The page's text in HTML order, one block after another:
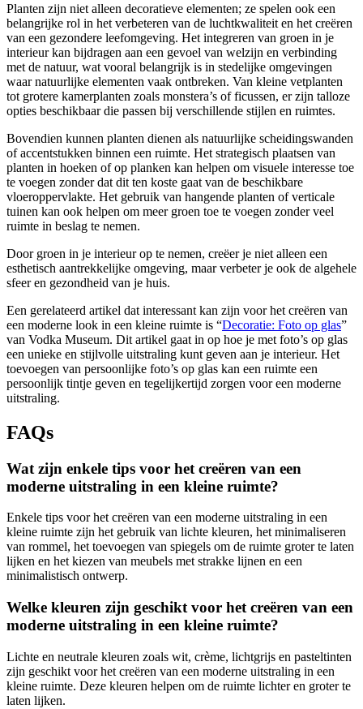
Planten zijn niet alleen decoratieve elementen; ze spelen ook een
belangrijke rol in het verbeteren van de luchtkwaliteit en het creëren
van een gezondere leefomgeving. Het integreren van groen in je
interieur kan bijdragen aan een gevoel van welzijn en verbinding
met de natuur, wat vooral belangrijk is in stedelijke omgevingen
waar natuurlijke elementen vaak ontbreken. Van kleine vetplanten
tot grotere kamerplanten zoals monstera’s of ficussen, er zijn talloze
opties beschikbaar die passen bij verschillende stijlen en ruimtes.
Bovendien kunnen planten dienen als natuurlijke scheidingswanden
of accentstukken binnen een ruimte. Het strategisch plaatsen van
planten in hoeken of op planken kan helpen om visuele interesse toe
te voegen zonder dat dit ten koste gaat van de beschikbare
vloeroppervlakte. Het gebruik van hangende planten of verticale
tuinen kan ook helpen om meer groen toe te voegen zonder veel
ruimte in beslag te nemen.
Door groen in je interieur op te nemen, creëer je niet alleen een
esthetisch aantrekkelijke omgeving, maar verbeter je ook de algehele
sfeer en gezondheid van je huis.
Een gerelateerd artikel dat interessant kan zijn voor het creëren van
een moderne look in een kleine ruimte is “Decoratie: Foto op glas”
van Vodka Museum. Dit artikel gaat in op hoe je met foto’s op glas
een unieke en stijlvolle uitstraling kunt geven aan je interieur. Het
toevoegen van persoonlijke foto’s op glas kan een ruimte een
persoonlijk tintje geven en tegelijkertijd zorgen voor een moderne
uitstraling.
FAQs
Wat zijn enkele tips voor het creëren van een
moderne uitstraling in een kleine ruimte?
Enkele tips voor het creëren van een moderne uitstraling in een
kleine ruimte zijn het gebruik van lichte kleuren, het minimaliseren
van rommel, het toevoegen van spiegels om de ruimte groter te laten
lijken en het kiezen van meubels met strakke lijnen en een
minimalistisch ontwerp.
Welke kleuren zijn geschikt voor het creëren van een
moderne uitstraling in een kleine ruimte?
Lichte en neutrale kleuren zoals wit, crème, lichtgrijs en pasteltinten
zijn geschikt voor het creëren van een moderne uitstraling in een
kleine ruimte. Deze kleuren helpen om de ruimte lichter en groter te
laten lijken.